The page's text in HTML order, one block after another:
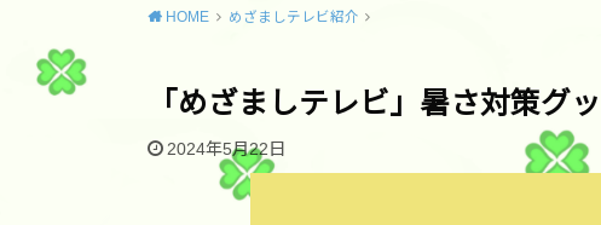
HOME めざましテレビ紹介
「めざましテレビ」暑さ対策グッ
2024年5月22日